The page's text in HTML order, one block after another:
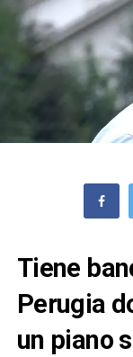
Tiene
Perugia
un piano